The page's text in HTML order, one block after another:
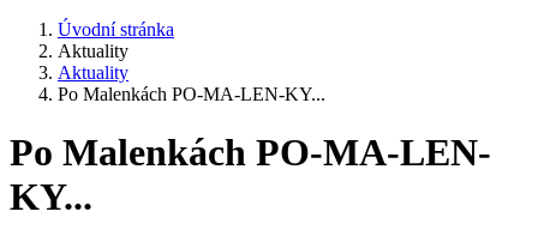
Úvodní stránka
Aktuality
Aktuality
Po Malenkách PO-MA-LEN-KY...
Po Malenkách PO-MA-LEN-
KY...